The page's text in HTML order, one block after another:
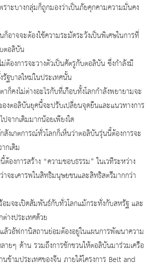
าะบางกลุ่มก็ถูกมองว่าเป็นภัยคุกคามความมั่นคง
องใช้ความระมัดระวังเป็นพิเศษในการที่
ตอลิบัน
จะวางตัวเป็นศัตรูกับตอลิบัน ซึ่งกำลังมี
ฐบาลใหม่ในประเทศนั้น
างอะไรกับที่เกือบทั้งโลกกำลังพยายามจะ
องตอลิบันยุคนี้จะปรับเปลี่ยนจุดยืนและแนวทางการ
จากเดิมมากน้อยเพียงใด
รณ์ทั่วโลกก็เห็นว่าตอลิบันรุ่นนี้ต้องการจะ
กเดิม
ร้าง “ความชอบธรรม” ในเวทีระหว่าง
าจะเคารพในสิทธิมนุษยชนและสิทธิสตรีมากกว่า
ดสัมพันธ์กับทั่วโลกแม้กระทั่งกับสหรัฐ และ
างประเทศด้วย
นิสถานย่อมต้องอยู่ในแผนการพัฒนาความ
ยๆ ด้าน รวมถึงการชักชวนให้ตอลิบันมาร่วมเครือ
ข้ามประเทศของจีน ภายใต้โครงการ Belt and